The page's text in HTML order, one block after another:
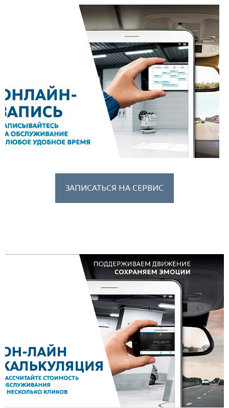
ЗАПИСАТЬСЯ НА СЕРВИС